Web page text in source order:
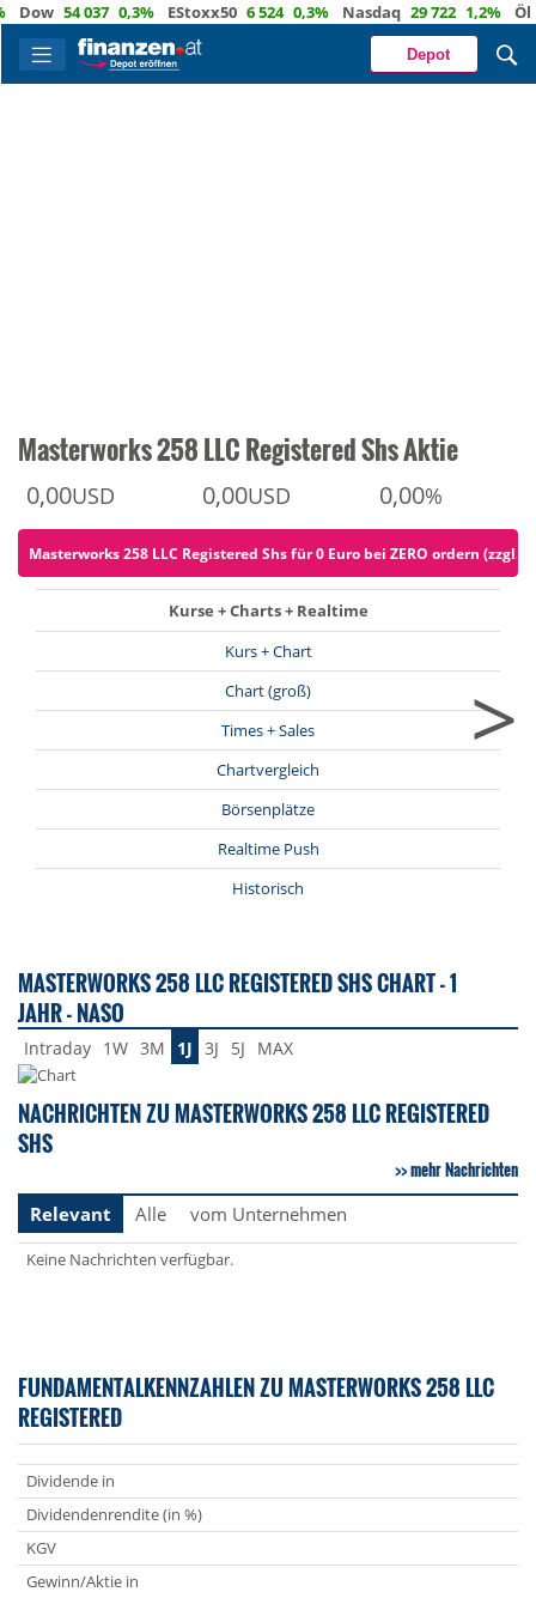
54 037 0,3% EStoxx50 6 524 0,3% Nasdaq 29 722 1,2% Öl 82,0
Depot
Masterworks 258 LLC Registered Shs Aktie
0,00USD 0,00USD 0,00%
Masterworks 258 LLC Registered Shs für 0 Euro bei ZERO ordern (zzgl.
Kurse + Charts + Realtime
Kurs + Chart
Chart (groß)
Times + Sales
Chartvergleich
Börsenplätze
Realtime Push
Historisch
>
MASTERWORKS 258 LLC REGISTERED SHS CHART - 1
JAHR - NASO
Intraday 1W 3M 1J 3J 5J MAX
NACHRICHTEN ZU MASTERWORKS 258 LLC REGISTERED
SHS
mehr Nachrichten
Relevant
Alle vom Unternehmen
Keine Nachrichten verfügbar.
FUNDAMENTALKENNZAHLEN ZU MASTERWORKS 258 LLC
REGISTERED
Dividende in
Dividendenrendite (in %)
KGV
Gewinn/Aktie in